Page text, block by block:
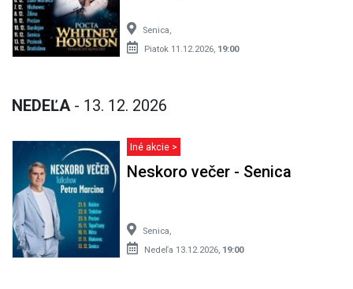
Senica,
Piatok 11.12.2026, 19:00
NEDEĽA - 13. 12. 2026
Iné akcie >
Neskoro večer - Senica
Senica,
Nedeľa 13.12.2026, 19:00